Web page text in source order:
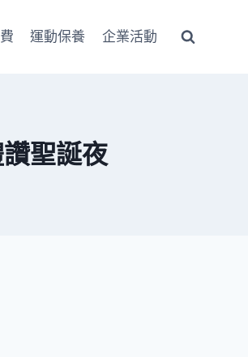
運動保養 企業活動
聖誕夜